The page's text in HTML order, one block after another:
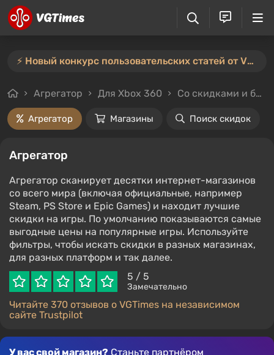
⚡️ Новый конкурс пользовательских статей от VGTimes — участвуйте тут ⚡️
Агрегатор Для Xbox 360 Со скидками и без
Агрегатор Магазины Поиск скидок
Агрегатор
Агрегатор сканирует десятки интернет-магазинов
со всего мира (включая официальные, например
Steam, PS Store и Epic Games) и находит лучшие
скидки на игры. По умолчанию показываются самые
выгодные цены на популярные игры. Используйте
фильтры, чтобы искать скидки в разных магазинах,
для разных платформ и так далее.
5 / 5
Замечательно
Читайте 370 отзывов о VGTimes на независимом
сайте Trustpilot
У вас свой магазин? Станьте партнёром